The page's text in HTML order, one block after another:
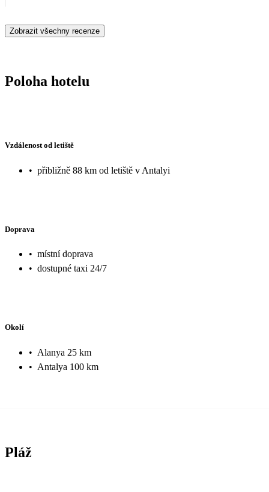
Zobrazit všechny recenze
Poloha hotelu
Vzdálenost od letiště
• přibližně 88 km od letiště v Antalyi
Doprava
• místní doprava
• dostupné taxi 24/7
Okolí
• Alanya 25 km
• Antalya 100 km
Pláž